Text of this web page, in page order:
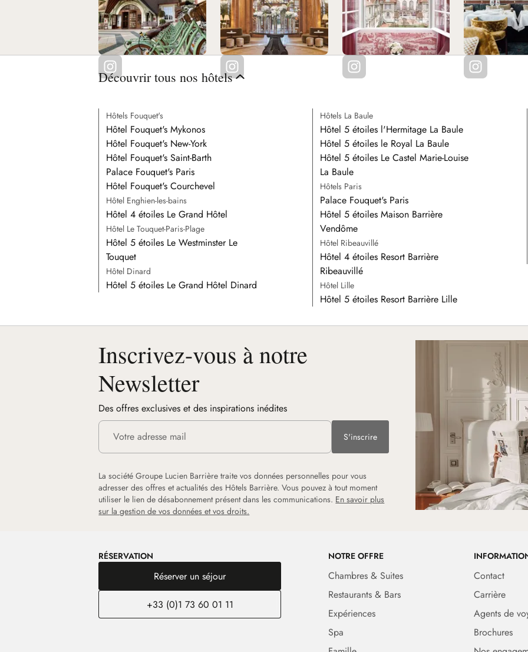
Découvrir tous nos hôtels
Hôtels Fouquet's
Hôtel Fouquet's Mykonos
Hôtel Fouquet's New-York
Hôtel Fouquet's Saint-Barth
Palace Fouquet's Paris
Hôtel Fouquet's Courchevel
Hôtel Enghien-les-bains
Hôtel 4 étoiles Le Grand Hôtel
Hôtel Le Touquet-Paris-Plage
Hôtel 5 étoiles Le Westminster Le
Touquet
Hôtel Dinard
Hôtel 5 étoiles Le Grand Hôtel Dinard
Hôtels La Baule
Hôtel 5 étoiles l'Hermitage La Baule
Hôtel 5 étoiles le Royal La Baule
Hôtel 5 étoiles Le Castel Marie-Louise
La Baule
Hôtels Paris
Palace Fouquet's Paris
Hôtel 5 étoiles Maison Barrière
Vendôme
Hôtel Ribeauvillé
Hôtel 4 étoiles Resort Barrière
Ribeauvillé
Hôtel Lille
Hôtel 5 étoiles Resort Barrière Lille
Inscrivez-vous à notre
Newsletter
Des offres exclusives et des inspirations inédites
S'inscrire
La société Groupe Lucien Barrière traite vos données personnelles pour vous
adresser des offres et actualités des Hôtels Barrière. Vous pouvez à tout moment
utiliser le lien de désabonnement présent dans les communications. En savoir plus
sur la gestion de vos données et vos droits.
RÉSERVATION
Réserver un séjour
+33 (0)1 73 60 01 11
NOTRE OFFRE
Chambres & Suites
Restaurants & Bars
Expériences
Spa
Contact
Carrière
Agents de
Brochures